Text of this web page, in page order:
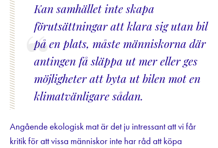
Kan samhället inte skapa
förutsättningar att klara sig utan bil
på en plats, måste människorna där
antingen få släppa ut mer eller ges
möjligheter att byta ut bilen mot en
klimatvänligare sådan.
Angående ekologisk mat är det ju intressant att vi får
kritik för att vissa människor inte har råd att köpa